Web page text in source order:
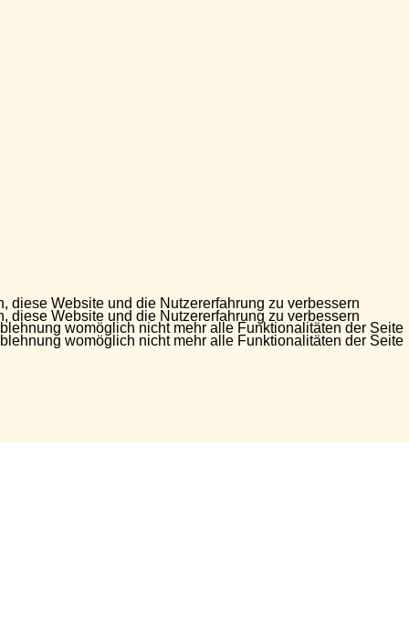
diese Website und die Nutzererfahrung zu verbessern
womöglich nicht mehr alle Funktionalitäten der Seite
diese Website und die Nutzererfahrung zu verbessern
womöglich nicht mehr alle Funktionalitäten der Seite